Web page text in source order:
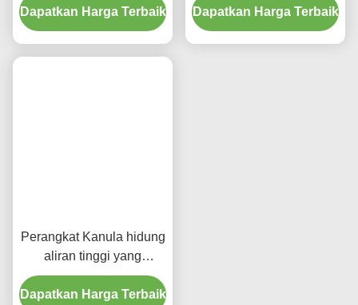
Trakeostomi Menawarkan
Irigasi Hidung untuk
Dapatkan Harga Terbaik
Sumber Oksigen
Ventilator Periode
Dapatkan Harga Terbaik
Perangkat Kanula hidung
aliran tinggi yang
dirancang untuk aplikasi
endotracheal dan
Dapatkan Harga Terbaik